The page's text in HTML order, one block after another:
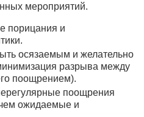
мероприятий.
порицания и
осязаемым и желательно
разрыва между
поощрением).
поощрения
ожидаемые и